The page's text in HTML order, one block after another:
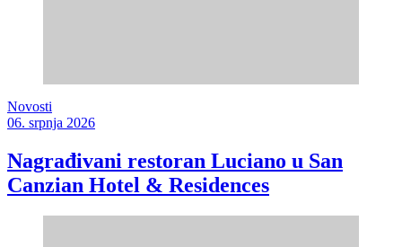
Novosti
06. srpnja 2026
Nagrađivani restoran Luciano u San
Canzian Hotel & Residences